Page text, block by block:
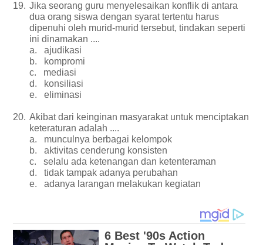
19. Jika seorang guru menyelesaikan konflik di antara
dua orang siswa dengan syarat tertentu harus
dipenuhi oleh murid-murid tersebut, tindakan seperti
ini dinamakan ....
a.
ajudikasi
b.
kompromi
c.
mediasi
d.
konsiliasi
e.
eliminasi
20. Akibat dari keinginan masyarakat untuk menciptakan
keteraturan adalah ....
a.
munculnya berbagai kelompok
b.
aktivitas cenderung konsisten
c.
selalu ada ketenangan dan ketenteraman
d.
tidak tampak adanya perubahan
e.
adanya larangan melakukan kegiatan